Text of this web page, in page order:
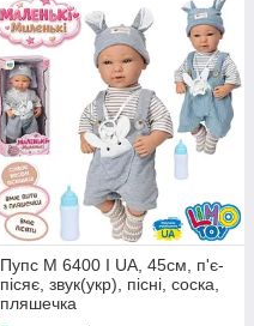
Пупс M 6400 I UA, 45см, п'є-
пісяє, звук(укр), пісні, соска,
пляшечка